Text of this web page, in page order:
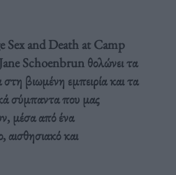
Sex and Death at Camp
Schoenbrun θολώνει τα
στη βιωμένη εμπειρία και τα
σύμπαντα που μας
μέσα από ένα
αισθησιακό και